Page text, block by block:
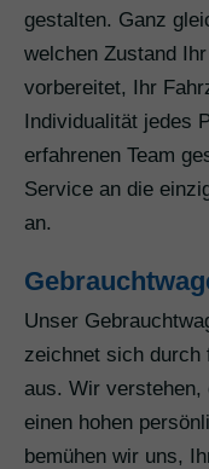
gestalten. Ganz
welchen Zustand
vorbereitet, Ihr
Individualität jedes
erfahrenen Team
Service an die
an.
Unser
zeichnet sich durch
aus. Wir verstehen,
einen hohen
bemühen wir uns,